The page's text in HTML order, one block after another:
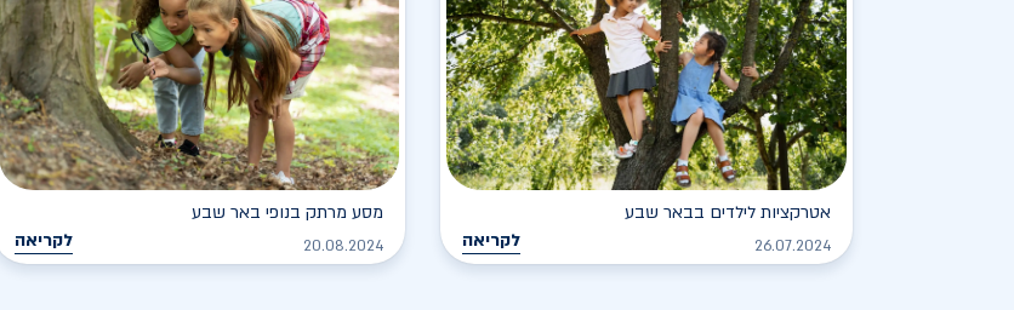
אטרקציות לילדים בבאר שבע
26.07.2024 לקריאה
מסע מרתק בנופי באר שבע
20.08.2024 לקריאה